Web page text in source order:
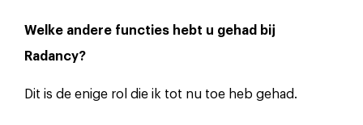
Welke andere functies hebt u gehad bij
Radancy?
Dit is de enige rol die ik tot nu toe heb gehad.